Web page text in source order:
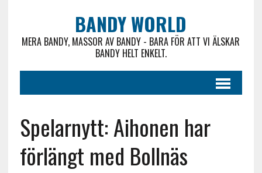
BANDY WORLD
MERA BANDY, MASSOR AV BANDY - BARA FÖR ATT VI ÄLSKAR
BANDY HELT ENKELT.
Spelarnytt: Aihonen har
förlängt med Bollnäs